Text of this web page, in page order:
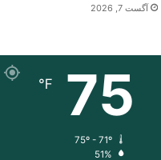
آگست 7, 2026
75
℉
51%